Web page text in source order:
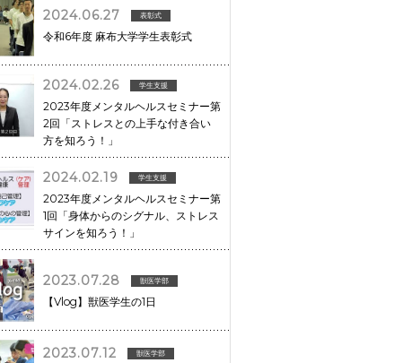
2024.06.27 表彰式
令和6年度 麻布大学学生表彰式
2024.02.26 学生支援
2023年度メンタルヘルスセミナー第
2回「ストレスとの上手な付き合い
方を知ろう！」
2024.02.19 学生支援
2023年度メンタルヘルスセミナー第
1回「身体からのシグナル、ストレス
サインを知ろう！」
2023.07.28 獣医学部
【Vlog】獣医学生の1日
2023.07.12 獣医学部